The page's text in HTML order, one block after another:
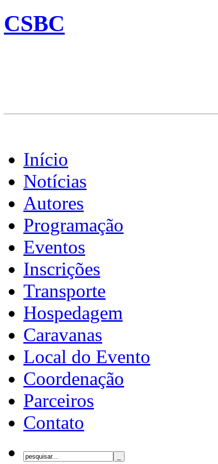
CSBC
Início
Notícias
Autores
Programação
Eventos
Inscrições
Transporte
Hospedagem
Caravanas
Local do Evento
Coordenação
Parceiros
Contato